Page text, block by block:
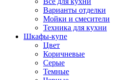
Варианты отделки
Мойки и смесители
Техника для кухни
Шкафы-купе
Цвет
Коричневые
Серые
Темные